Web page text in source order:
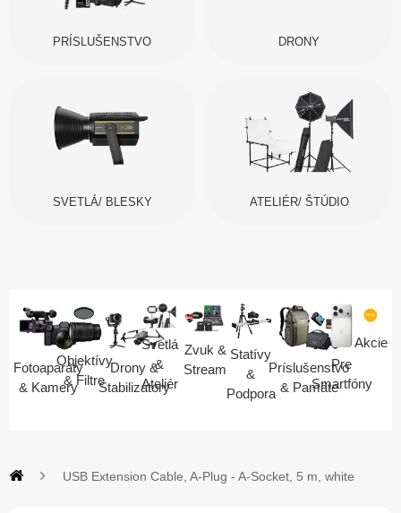
PRÍSLUŠENSTVO DRONY
SVETLÁ/ BLESKY ATELIÉR/ ŠTÚDIO
Fotoaparáty
& Kamery
Objektívy
& Filtre
Drony &
Stabilizátory
Svetlá
&
Ateliér
Zvuk &
Stream
Statívy
&
Podpora
Príslušenstvo
& Pamäte
Pre
Smartfóny
Akcie
USB Extension Cable, A-Plug - A-Socket, 5 m, white